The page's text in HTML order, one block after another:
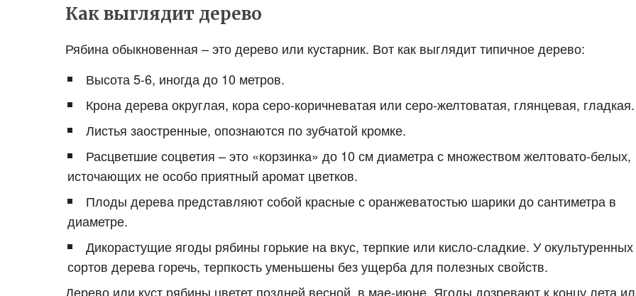
Как выглядит дерево
Рябина обыкновенная – это дерево или кустарник. Вот как выглядит типичное дерево:
Высота 5-6, иногда до 10 метров.
Крона дерева округлая, кора серо-коричневатая или серо-желтоватая, глянцевая, гладкая.
Листья заостренные, опознаются по зубчатой кромке.
Расцветшие соцветия – это «корзинка» до 10 см диаметра с множеством желтовато-белых,
источающих не особо приятный аромат цветков.
Плоды дерева представляют собой красные с оранжеватостью шарики до сантиметра в
диаметре.
Дикорастущие ягоды рябины горькие на вкус, терпкие или кисло-сладкие. У окультуренных
сортов дерева горечь, терпкость уменьшены без ущерба для полезных свойств.
Дерево или куст рябины цветет поздней весной, в мае-июне. Ягоды дозревают к концу лета